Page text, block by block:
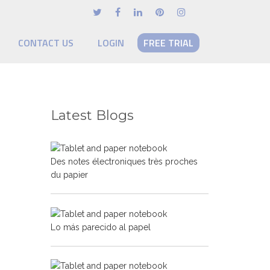
CONTACT US LOGIN FREE TRIAL
Latest Blogs
Des notes électroniques très proches
du papier
Lo más parecido al papel